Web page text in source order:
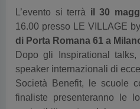
L’evento si terrà il 30
16.00 presso LE VILLAGE
di Porta Romana 61 a
Dopo gli Inspirational
speaker internazionali di
Società Benefit, le scuole
finaliste presenteranno le